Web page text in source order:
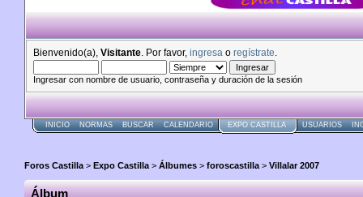
Bienvenido(a), Visitante . Por favor, ingresa o regístrate
Ingresar con nombre de usuario, contraseña y duración de la sesión
INICIO NORMAS BUSCAR CALENDARIO EXPO CASTILLA USUARIOS
Foros Castilla > Expo Castilla > Álbumes > foroscastilla > Villalar 2007
Álbum